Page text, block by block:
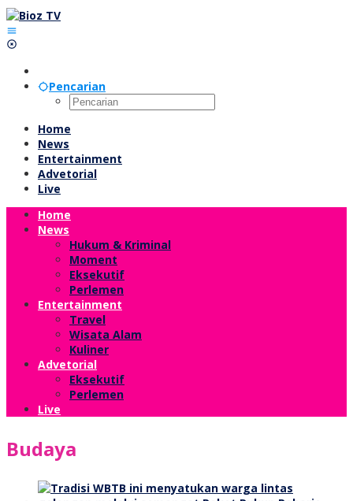
Lewati
ke
konten
Pencarian
Home
News
Entertainment
Advetorial
Live
Home
News
Hukum & Kriminal
Moment
Eksekutif
Perlemen
Entertainment
Travel
Wisata Alam
Kuliner
Advetorial
Eksekutif
Perlemen
Live
Budaya